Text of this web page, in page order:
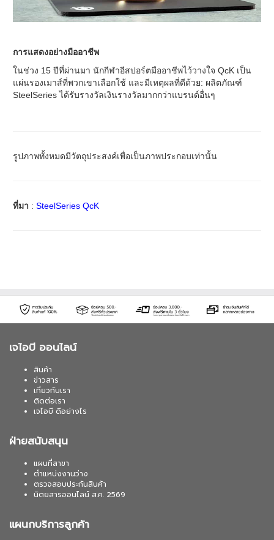
การแสดงอย่างมืออาชีพ
ในช่วง 15 ปีที่ผ่านมา นักกีฬาอีสปอร์ตมืออาชีพไว้วางใจ QcK เป็น
แผ่นรองเมาส์ที่พวกเขาเลือกใช้ และมีเหตุผลที่ดีด้วย: ผลิตภัณฑ์
SteelSeries ได้รับรางวัลเงินรางวัลมากกว่าแบรนด์อื่นๆ
รูปภาพทั้งหมดมีวัตถุประสงค์เพื่อเป็นภาพประกอบเท่านั้น
ที่มา : SteelSeries QcK
เจไอบี ออนไลน์
สินค้า
ข่าวสาร
เกี่ยวกับเรา
ติดต่อเรา
เจไอบี ดีอย่างไร
ฝ่ายสนับสนุน
แผนที่สาขา
ตำแหน่งงานว่าง
ตรวจสอบประกันสินค้า
นิตยสารออนไลน์ ส.ค. 2569
แผนกบริการลูกค้า